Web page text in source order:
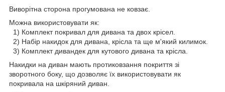
Виворітна сторона прогумована не ковзає.
Можна використовувати як:
1) Комплект покривал для дивана та двох крісел.
2) Набір накидок для дивана, крісла та ще м'який килимок.
3) Комплект дивандек для кутового дивана та крісла.
Накидки на диван мають протиковзання покриття зі
зворотного боку, що дозволяє їх використовувати як
покривала на шкіряний диван.